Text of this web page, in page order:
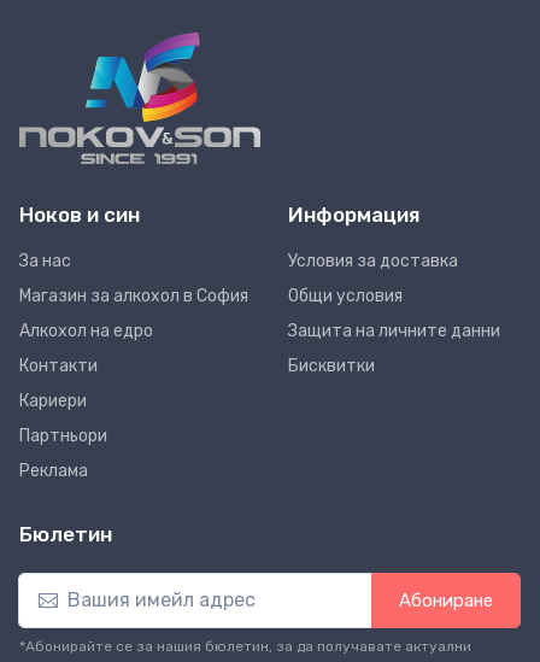
Ноков и син
За нас
Магазин за алкохол в София
Алкохол на едро
Контакти
Кариери
Партньори
Реклама
Информация
Условия за доставка
Общи условия
Защита на личните данни
Бисквитки
Бюлетин
Абониране
*Абонирайте се за нашия бюлетин, за да получавате актуални